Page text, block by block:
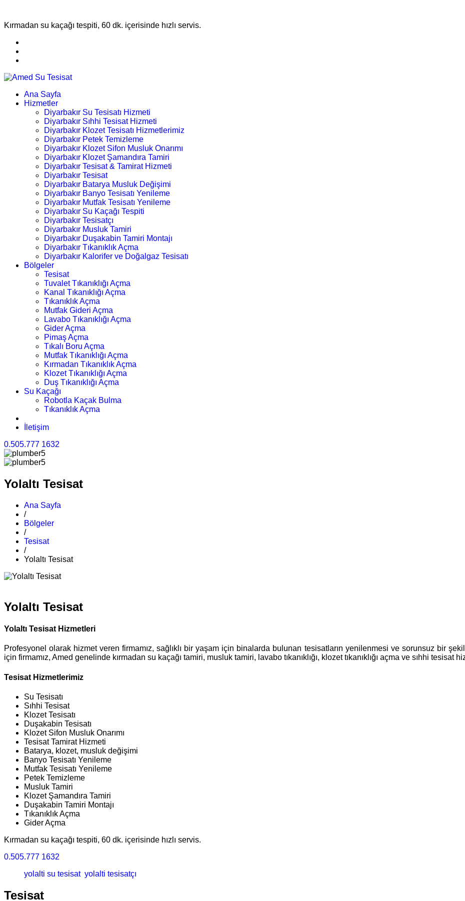
Kırmadan su kaçağı tespiti, 60 dk. içerisinde hızlı servis.
Ana Sayfa
Hizmetler
Diyarbakır Su Tesisatı Hizmeti
Diyarbakır Sıhhi Tesisat Hizmeti
Diyarbakır Klozet Tesisatı Hizmetlerimiz
Diyarbakır Petek Temizleme
Diyarbakır Klozet Sifon Musluk Onarımı
Diyarbakır Klozet Şamandıra Tamiri
Diyarbakır Tesisat & Tamirat Hizmeti
Diyarbakır Tesisat
Diyarbakır Batarya Musluk Değişimi
Diyarbakır Banyo Tesisatı Yenileme
Diyarbakır Mutfak Tesisatı Yenileme
Diyarbakır Su Kaçağı Tespiti
Diyarbakır Tesisatçı
Diyarbakır Musluk Tamiri
Diyarbakır Duşakabin Tamiri Montajı
Diyarbakır Tıkanıklık Açma
Diyarbakır Kalorifer ve Doğalgaz Tesisatı
Bölgeler
Tesisat
Tuvalet Tıkanıklığı Açma
Kanal Tıkanıklığı Açma
Tıkanıklık Açma
Mutfak Gideri Açma
Lavabo Tıkanıklığı Açma
Gider Açma
Pimaş Açma
Tıkalı Boru Açma
Mutfak Tıkanıklığı Açma
Kırmadan Tıkanıklık Açma
Klozet Tıkanıklığı Açma
Duş Tıkanıklığı Açma
Su Kaçağı
Robotla Kaçak Bulma
Tıkanıklık Açma
İletişim
0.505.777 1632
Yolaltı Tesisat
Ana Sayfa
/
Bölgeler
/
Tesisat
/
Yolaltı Tesisat
Yolaltı Tesisat
Yolaltı Tesisat Hizmetleri
Profesyonel olarak hizmet veren firmamız, sağlıklı bir yaşam için binalarda bulunan tesisatların yenilenmesi ve sorunsuz bir
için firmamız, Amed genelinde kırmadan su kaçağı tamiri, musluk tamiri, lavabo tıkanıklığı, klozet tıkanıklığı açma ve sıhhi tesisat
Tesisat Hizmetlerimiz
Su Tesisatı
Sıhhi Tesisat
Klozet Tesisatı
Duşakabin Tesisatı
Klozet Sifon Musluk Onarımı
Tesisat Tamirat Hizmeti
Batarya, klozet, musluk değişimi
Banyo Tesisatı Yenileme
Mutfak Tesisatı Yenileme
Petek Temizleme
Musluk Tamiri
Klozet Şamandıra Tamiri
Duşakabin Tamiri Montajı
Tıkanıklık Açma
Gider Açma
Kırmadan su kaçağı tespiti, 60 dk. içerisinde hızlı servis.
0.505.777 1632
yolalti su tesisat yolalti tesisatçı
Tesisat